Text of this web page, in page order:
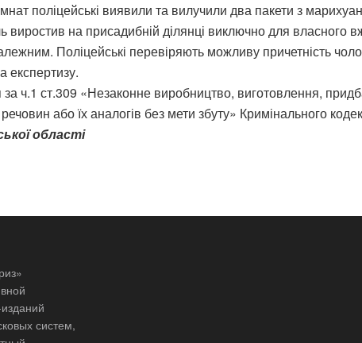
поліцейські виявили та вилучили два пакети з
на присадибній ділянці виключно для власного
Поліцейські перевіряють можливу причетність
експертизу.
ч.1 ст.309 «Незаконне виробництво, виготовлення,
або їх аналогів без мети збуту» Кримінального
області
систем,